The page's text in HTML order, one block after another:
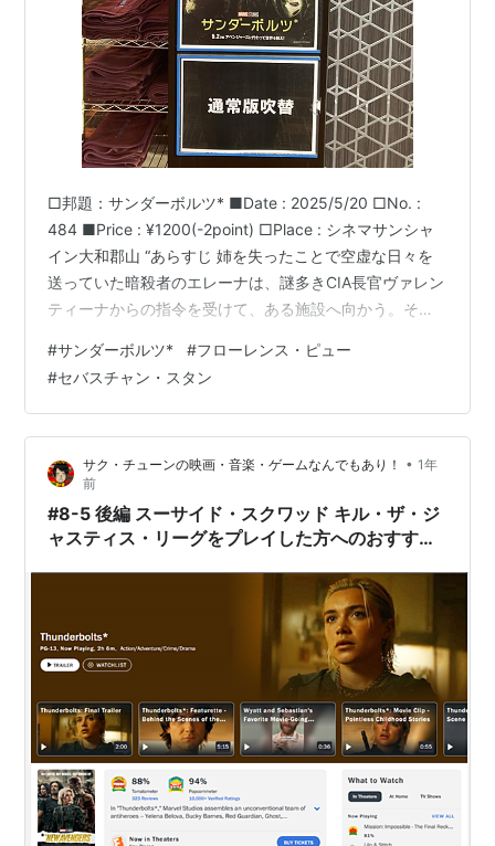
□邦題：サンダーボルツ* ■Date : 2025/5/20 □No. :
484 ■Price : ¥1200(-2point) □Place : シネマサンシャ
イン大和郡山 “あらすじ 姉を失ったことで空虚な日々を
送っていた暗殺者のエレーナは、謎多きCIA長官ヴァレン
ティーナからの指令を受けて、ある施設へ向かう。そこ
ウォーカー、ゴースト、タスクマスターが一堂に会し、
記憶を失ったボブという謎の男も現れる。思わぬ危機が
訪れたことで一同は協力して窮地を乗り切り、エレーナ
を助けに来た父のアレクセイ、ヴァレンティーナの真の
目的を探るバッキー・バーンズ…
#サンダーボルツ* #フローレンス・ピュー
#セバスチャン・スタン
サク・チューンの映画・音楽・ゲームなんでもあり！ • 1年
前
#8-5 後編 スーサイド・スクワッド キル・ザ・ジ
ャスティス・リーグをプレイした方へのおすすめ